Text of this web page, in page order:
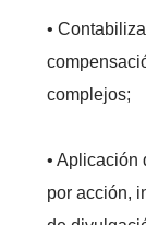
•
complejos;
• Aplicación
por acción,